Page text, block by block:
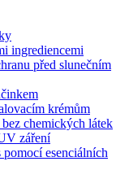
ingrediencemi
před slunečním
krémům
chemických látek
záření
esenciálních